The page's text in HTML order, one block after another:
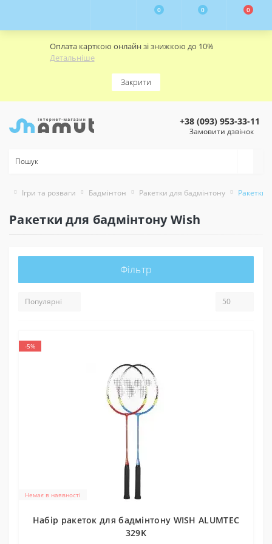
Оплата карткою онлайн зі знижкою до 10%
Детальніше
Закрити
0 0 0
+38 (093) 953-33-11
Замовити дзвінок
Ігри та розваги Бадмінтон Ракетки для бадмінтону Ракетки
Ракетки для бадмінтону Wish
Фільтр
-5%
Немає в наявності
Набір ракеток для бадмінтону WISH ALUMTEC
329K